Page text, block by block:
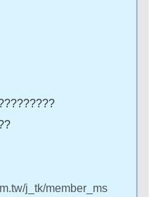
j_tk/member_ms